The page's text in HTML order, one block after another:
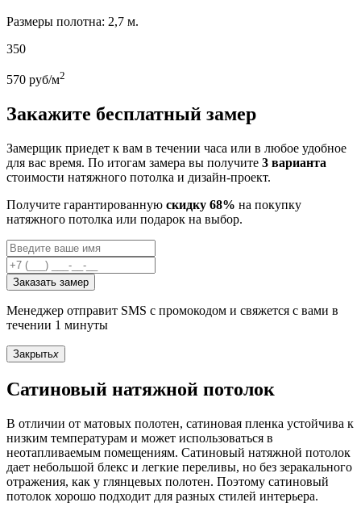
Размеры полотна: 2,7 м.
350
570 руб/м2
Закажите бесплатный замер
Замерщик приедет к вам в течении часа или в любое удобное
для вас время. По итогам замера вы получите 3 варианта
стоимости натяжного потолка и дизайн-проект.
Получите гарантированную скидку 68% на покупку
натяжного потолка или подарок на выбор.
Заказать замер
Менеджер отправит SMS с промокодом и свяжется с вами в
течении 1 минуты
Закрытьx
Сатиновый натяжной потолок
В отличии от матовых полотен, сатиновая пленка устойчива к
низким температурам и может использоваться в
неотапливаемым помещениям. Сатиновый натяжной потолок
дает небольшой блекс и легкие переливы, но без зеракального
отражения, как у глянцевых полотен. Поэтому сатиновый
потолок хорошо подходит для разных стилей интерьера.